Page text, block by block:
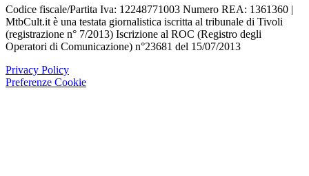
Codice fiscale/Partita Iva: 12248771003 Numero REA: 1361360 |
MtbCult.it è una testata giornalistica iscritta al tribunale di Tivoli
(registrazione n° 7/2013) Iscrizione al ROC (Registro degli
Operatori di Comunicazione) n°23681 del 15/07/2013
Privacy Policy
Preferenze Cookie